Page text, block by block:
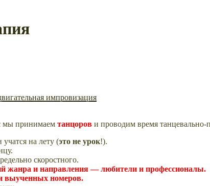
мы принимаем танцоров и проводим время танцевально-
на лету (это не урок!).
скоростного.
жанра и направления — любители и профессионалы.
выученных номеров.